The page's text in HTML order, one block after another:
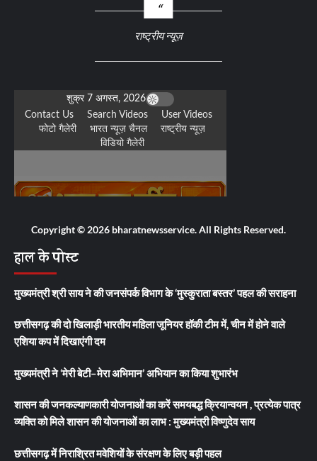
राष्ट्रीय न्यूज़
Copyright © 2026 bharatnewsservice. All Rights Reserved.
हाल के पोस्ट
मुख्यमंत्री श्री साय ने की जनसंपर्क विभाग के ‘मुस्कुराता बस्तर’ पहल की सराहना
छत्तीसगढ़ की दो खिलाड़ी भारतीय महिला जूनियर हॉकी टीम में, चीन में होने वाले
एशिया कप में दिखाएंगी दम
मुख्यमंत्री ने ‘मेरी बेटी–मेरा अभिमान’ अभियान का किया शुभारंभ
शासन की जनकल्याणकारी योजनाओं का करें समयबद्ध क्रियान्वयन , प्रत्येक पात्र
व्यक्ति को मिले शासन की योजनाओं का लाभ : मुख्यमंत्री विष्णुदेव साय
छत्तीसगढ़ में निराश्रित मवेशियों के संरक्षण के लिए बड़ी पहल